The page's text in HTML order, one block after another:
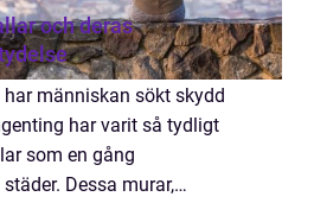
och deras
människan sökt skydd
har varit så tydligt
som en gång
Dessa murar,